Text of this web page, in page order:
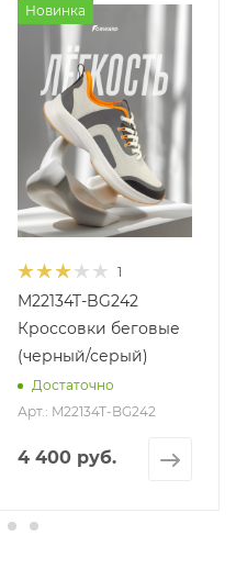
Новинка
1
M22134T-BG242
Кроссовки беговые
(черный/серый)
Достаточно
Арт.: M22134T-BG242
4 400 руб.